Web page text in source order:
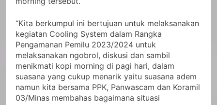
“Kita berkumpul ini bertujuan untuk melaksanakan
kegiatan Cooling System dalam Rangka
Pengamanan Pemilu 2023/2024 untuk
melaksanakan ngobrol, diskusi dan sambil
menikmati kopi morning di pagi hari, dalam
suasana yang cukup menarik yaitu suasana adem
namun kita bersama PPK, Panwascam dan Koramil
03/Minas membahas bagaimana situasi